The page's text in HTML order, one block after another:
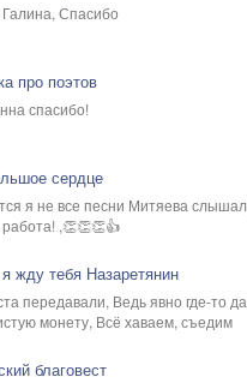
Спасибо
про поэтов
спасибо!
сердце
я не все песни Митяева
,👏👏👏👍
жду тебя Назаретянин
передавали, Ведь явно где-то
монету, Всё хаваем, съедим
благовест